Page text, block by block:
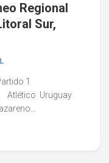
Regional
Sur,
Rios Partido 1